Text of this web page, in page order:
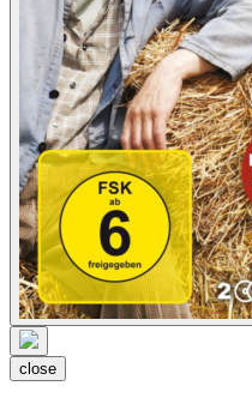
close